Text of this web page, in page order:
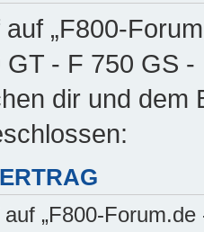
„F800-
GT - F 750 GS
dir und
„F800-